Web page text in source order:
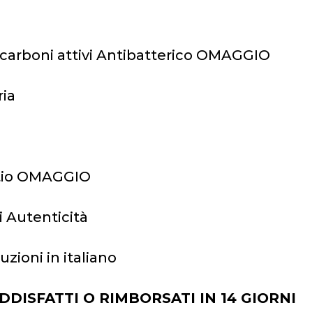
attivi Antibatterico OMAGGIO
OMAGGIO
Autenticità
in italiano
O RIMBORSATI IN 14 GIORNI